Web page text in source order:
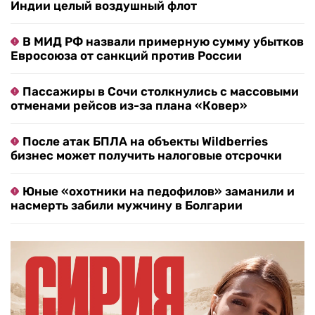
Индии целый воздушный флот
В МИД РФ назвали примерную сумму убытков
Евросоюза от санкций против России
Пассажиры в Сочи столкнулись с массовыми
отменами рейсов из-за плана «Ковер»
После атак БПЛА на объекты Wildberries
бизнес может получить налоговые отсрочки
Юные «охотники на педофилов» заманили и
насмерть забили мужчину в Болгарии